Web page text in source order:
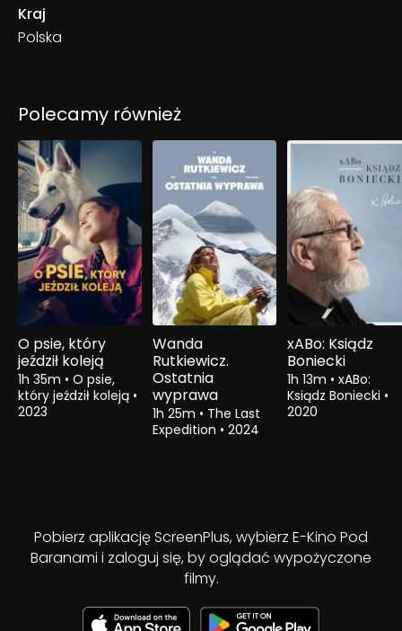
Kraj
Polska
Polecamy również
O psie, który
jeździł koleją
1h 35m • O psie,
który jeździł koleją •
2023
Wanda
Rutkiewicz.
Ostatnia
wyprawa
1h 25m • The Last
Expedition • 2024
xABo: Ksiądz
Boniecki
1h 13m • xABo:
Ksiądz Boniecki •
2020
Pobierz aplikację ScreenPlus, wybierz E-Kino Pod
Baranami i zaloguj się, by oglądać wypożyczone
filmy.